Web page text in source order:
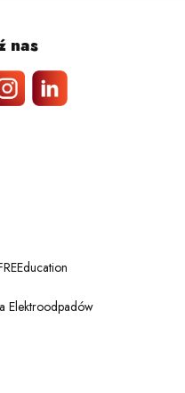
nas
Elektroodpadów